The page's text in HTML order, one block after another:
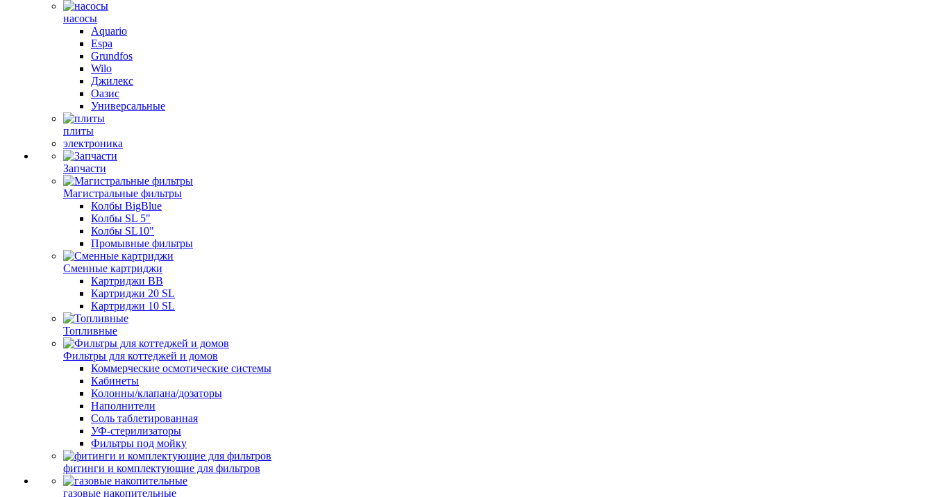
насосы
Aquario
Espa
Grundfos
Wilo
Джилекс
Оазис
Универсальные
плиты
электроника
Запчасти
Магистральные фильтры
Колбы BigBlue
Колбы SL 5"
Колбы SL10"
Промывные фильтры
Сменные картриджи
Картриджи BB
Картриджи 20 SL
Картриджи 10 SL
Топливные
Фильтры для коттеджей и домов
Коммерческие осмотические системы
Кабинеты
Колонны/клапана/дозаторы
Наполнители
Соль таблетированная
УФ-стерилизаторы
Фильтры под мойку
фитинги и комплектующие для фильтров
газовые накопительные